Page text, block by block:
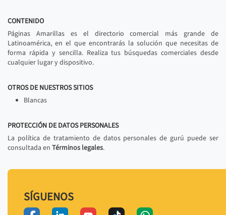
CONTENIDO
Páginas Amarillas es el directorio comercial más grande de
Latinoamérica, en el que encontrarás la solución que necesitas de
forma rápida y sencilla. Realiza tus búsquedas comerciales desde
cualquier lugar y dispositivo.
OTROS DE NUESTROS SITIOS
Blancas
PROTECCIÓN DE DATOS PERSONALES
La política de tratamiento de datos personales de gurú puede ser
consultada en Términos legales.
SÍGUENOS